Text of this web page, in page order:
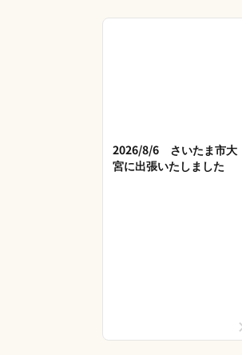
2026/8/6 さいたま市大
宮に出張いたしました